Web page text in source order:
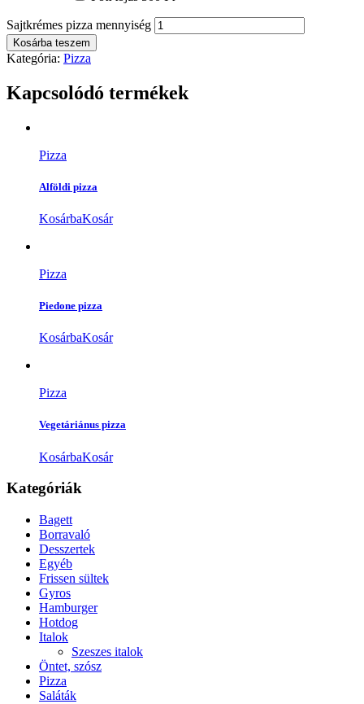
Sajtkrémes pizza mennyiség
Kosárba teszem
Kategória: Pizza
Kapcsolódó termékek
Pizza
Alföldi pizza
KosárbaKosár
Pizza
Piedone pizza
KosárbaKosár
Pizza
Vegetáriánus pizza
KosárbaKosár
Kategóriák
Bagett
Borravaló
Desszertek
Egyéb
Frissen sültek
Gyros
Hamburger
Hotdog
Italok
Szeszes italok
Öntet, szósz
Pizza
Saláták